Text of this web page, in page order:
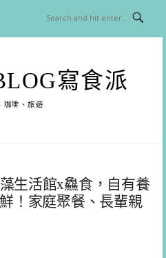
寫食派
咖啡、旅遊
生活館x鱻食，自有養
！家庭聚餐、長輩親